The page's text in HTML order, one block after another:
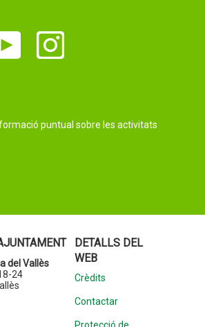
puntual sobre les activitats
del Vallès
24
DETALLS DEL
WEB
Crèdits
Contactar